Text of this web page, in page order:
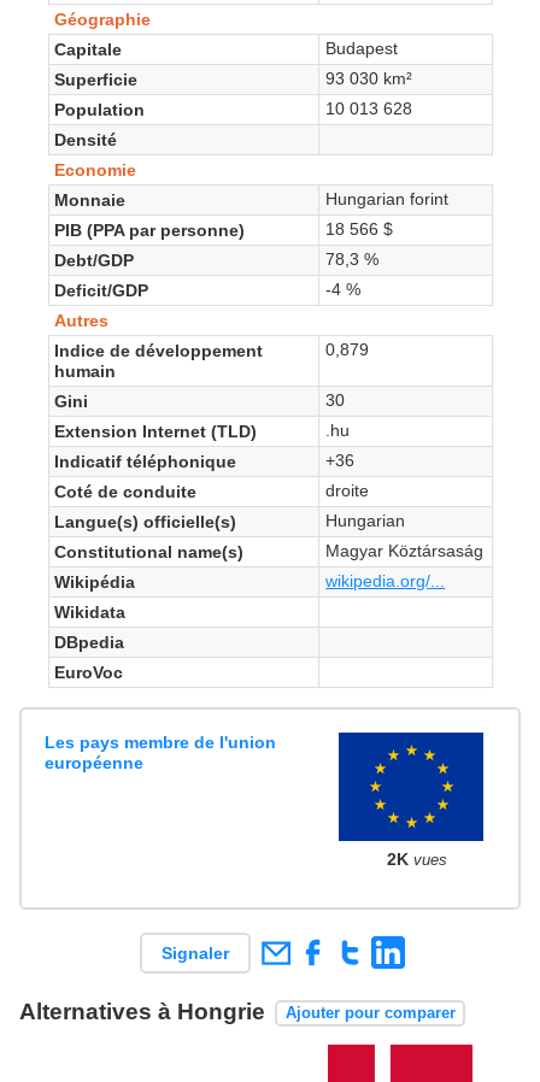
Géographie
Capitale
Budapest
Superficie
93 030 km²
Population
10 013 628
Densité
Economie
Monnaie
Hungarian forint
PIB (PPA par personne)
18 566 $
Debt/GDP
78,3 %
Deficit/GDP
-4 %
Autres
Indice de développement
humain
0,879
Gini
30
Extension Internet (TLD)
.hu
Indicatif téléphonique
+36
Coté de conduite
droite
Langue(s) officielle(s)
Hungarian
Constitutional name(s)
Magyar Köztársaság
Wikipédia
wikipedia.org/...
Wikidata
DBpedia
EuroVoc
Les pays membre de l'union
européenne
2K vues
Signaler
Alternatives à Hongrie Ajouter pour comparer